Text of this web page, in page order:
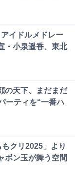
イドルメドレー
小泉遥香、東北
の天下、まだまだ
ーティを“一番ハ
クリ2025」より
ボン玉が舞う空間